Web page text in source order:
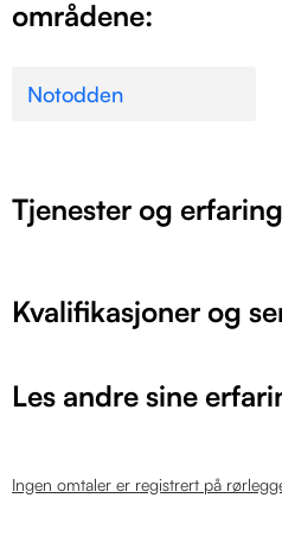
områdene:
Notodden
Tjenester og
Kvalifikasjoner og
Les andre sine
Ingen omtaler er registrert på